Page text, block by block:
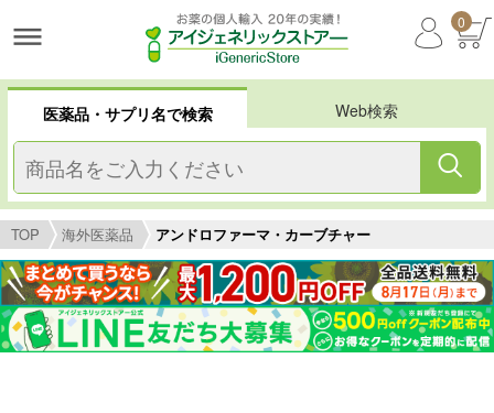
0
医薬品・サプリ名で検索 Web検索
TOP 海外医薬品 アンドロファーマ・カーブチャー